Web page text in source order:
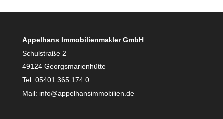
Appelhans Immobilienmakler GmbH
Schulstraße 2
49124 Georgsmarienhütte
Tel. 05401 365 174 0
Mail: info@appelhansimmobilien.de